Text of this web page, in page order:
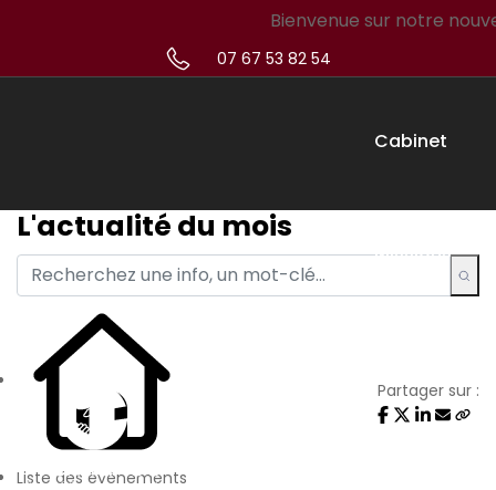
Bienvenue sur notre nouveau
07 67 53 82 54
Cabinet
Missions
L'actualité du mois
Liste des évènements
Partager sur :